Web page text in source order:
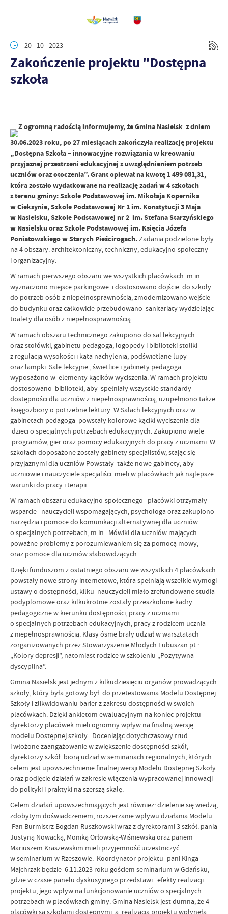
20 - 10 - 2023
Zakończenie projektu "Dostępna
szkoła
Z ogromną radością informujemy, że Gmina Nasielsk z dniem
30.06.2023 roku, po 27 miesiącach zakończyła realizację projektu
„Dostępna Szkoła – innowacyjne rozwiązania w kreowaniu
przyjaznej przestrzeni edukacyjnej z uwzględnieniem potrzeb
uczniów oraz otoczenia”. Grant opiewał na kwotę 1 499 081,31,
która zostało wydatkowane na realizację zadań w 4 szkołach
z terenu gminy: Szkole Podstawowej im. Mikołaja Kopernika
w Cieksynie, Szkole Podstawowej Nr 1 im. Konstytucji 3 Maja
w Nasielsku, Szkole Podstawowej nr 2 im. Stefana Starzyńskiego
w Nasielsku oraz Szkole Podstawowej im. Księcia Józefa
Poniatowskiego w Starych Pieścirogach.Zadania podzielone były
na 4 obszary: architektoniczny, techniczny, edukacyjno-społeczny
i organizacyjny.
W ramach pierwszego obszaru we wszystkich placówkach m.in.
wyznaczono miejsce parkingowe i dostosowano dojście do szkoły
do potrzeb osób z niepełnosprawnością, zmodernizowano wejście
do budynku oraz całkowicie przebudowano sanitariaty wydzielając
toalety dla osób z niepełnosprawnością.
W ramach obszaru technicznego zakupiono do sal lekcyjnych
oraz stołówki, gabinetu pedagoga, logopedy i biblioteki stoliki
z regulacją wysokości i kąta nachylenia, podświetlane lupy
oraz lampki. Sale lekcyjne , świetlice i gabinety pedagoga
wyposażono w elementy kącików wyciszenia. W ramach projektu
dostosowano biblioteki, aby spełniały wszystkie standardy
dostępności dla uczniów z niepełnosprawnością, uzupełniono także
księgozbiory o potrzebne lektury. W Salach lekcyjnych oraz w
gabinetach pedagoga powstały kolorowe kąciki wyciszenia dla
dzieci o specjalnych potrzebach edukacyjnych. Zakupiono wiele
programów, gier oraz pomocy edukacyjnych do pracy z uczniami. W
szkołach doposażone zostały gabinety specjalistów, stając się
przyjaznymi dla uczniów Powstały także nowe gabinety, aby
uczniowie i nauczyciele specjaliści mieli w placówkach jak najlepsze
warunki do pracy i terapii.
W ramach obszaru edukacyjno-społecznego placówki otrzymały
wsparcie nauczycieli wspomagających, psychologa oraz zakupiono
narzędzia i pomoce do komunikacji alternatywnej dla uczniów
o specjalnych potrzebach, m.in.: Mówiki dla uczniów mających
poważne problemy z porozumiewaniem się za pomocą mowy,
oraz pomoce dla uczniów słabowidzących.
Dzięki funduszom z ostatniego obszaru we wszystkich 4 placówkach
powstały nowe strony internetowe, która spełniają wszelkie wymogi
ustawy o dostępności, kilku nauczycieli miało zrefundowane studia
podyplomowe oraz kilkukrotnie zostały przeszkolone kadry
pedagogiczne w kierunku dostępności, pracy z uczniami
o specjalnych potrzebach edukacyjnych, pracy z rodzicem ucznia
z niepełnosprawnością. Klasy ósme brały udział w warsztatach
zorganizowanych przez Stowarzyszenie Młodych Lubuszan pt.:
„Kolory depresji”, natomiast rodzice w szkoleniu „Pozytywna
dyscyplina”.
Gmina Nasielsk jest jednym z kilkudziesięciu organów prowadzących
szkoły, który była gotowy był do przetestowania Modelu Dostępnej
Szkoły i zlikwidowaniu barier z zakresu dostępności w swoich
placówkach. Dzięki ankietom ewaluacyjnym na koniec projektu
dyrektorzy placówek mieli ogromny wpływ na finalną wersję
modelu Dostępnej szkoły. Doceniając dotychczasowy trud
i włożone zaangażowanie w zwiększenie dostępności szkół,
dyrektorzy szkół biorą udział w seminariach regionalnych, których
celem jest upowszechnienie finalnej wersji Modelu Dostępnej Szkoły
oraz podjęcie działań w zakresie włączenia wypracowanej innowacji
do polityki i praktyki na szerszą skalę.
Celem działań upowszechniających jest również: dzielenie się wiedzą,
zdobytym doświadczeniem, rozszerzanie wpływu działania Modelu.
Pan Burmistrz Bogdan Ruszkowski wraz z dyrektorami 3 szkół: panią
Justyną Nowacką, Moniką Orłowską-Wiśniewską oraz panem
Mariuszem Kraszewskim mieli przyjemność uczestniczyć
w seminarium w Rzeszowie. Koordynator projektu- pani Kinga
Majchrzak będzie 6.11.2023 roku gościem seminarium w Gdańsku,
gdzie w czasie panelu dyskusyjnego przedstawi efekty realizacji
projektu, jego wpływ na funkcjonowanie uczniów o specjalnych
potrzebach w placówkach gminy. Gmina Nasielsk jest dumna, że 4
placówki są szkołami dostępnymi, a realizacja projektu wpłynęła